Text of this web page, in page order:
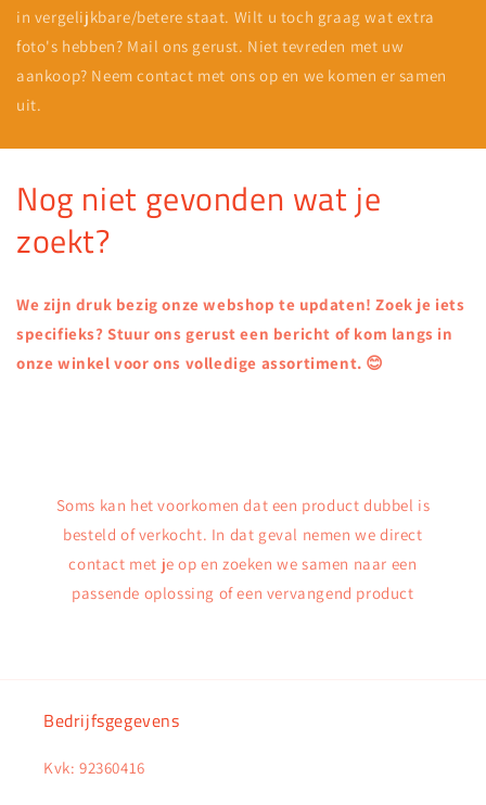
in vergelijkbare/betere staat. Wilt u toch graag wat extra
foto's hebben? Mail ons gerust. Niet tevreden met uw
aankoop? Neem contact met ons op en we komen er samen
uit.
Nog niet gevonden wat je
zoekt?
We zijn druk bezig onze webshop te updaten! Zoek je iets
specifieks? Stuur ons gerust een bericht of kom langs in
onze winkel voor ons volledige assortiment. 😊
Soms kan het voorkomen dat een product dubbel is
besteld of verkocht. In dat geval nemen we direct
contact met je op en zoeken we samen naar een
passende oplossing of een vervangend product
Bedrijfsgegevens
Kvk: 92360416